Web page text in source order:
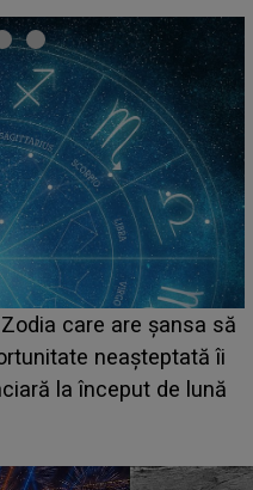
zi. Cine sunt artiștii
ce ore au loc cele mai
principală?